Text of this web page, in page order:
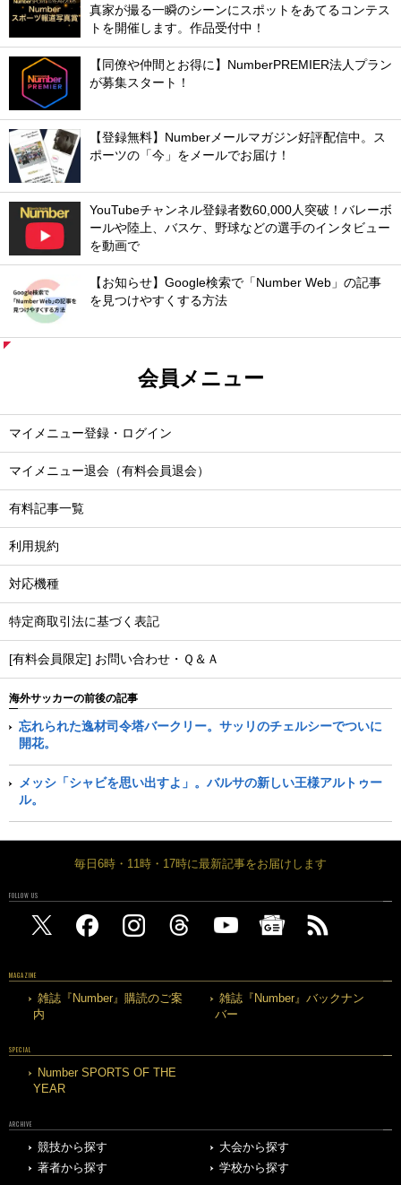
真家が撮る一瞬のシーンにスポットをあてるコンテス
トを開催します。作品受付中！
【同僚や仲間とお得に】NumberPREMIER法人プラン
が募集スタート！
【登録無料】Numberメールマガジン好評配信中。ス
ポーツの「今」をメールでお届け！
YouTubeチャンネル登録者数60,000人突破！バレーボ
ールや陸上、バスケ、野球などの選手のインタビュー
を動画で
【お知らせ】Google検索で「Number Web」の記事
を見つけやすくする方法
会員メニュー
マイメニュー登録・ログイン
マイメニュー退会（有料会員退会）
有料記事一覧
利用規約
対応機種
特定商取引法に基づく表記
[有料会員限定] お問い合わせ・Ｑ＆Ａ
海外サッカーの前後の記事
忘れられた逸材司令塔バークリー。サッリのチェルシーでついに
開花。
メッシ「シャビを思い出すよ」。バルサの新しい王様アルトゥー
ル。
毎日6時・11時・17時に最新記事をお届けします
FOLLOW US
MAGAZINE
雑誌『Number』購読のご案
内
雑誌『Number』バックナン
バー
SPECIAL
Number SPORTS OF THE
YEAR
ARCHIVE
競技から探す
大会から探す
著者から探す
学校から探す